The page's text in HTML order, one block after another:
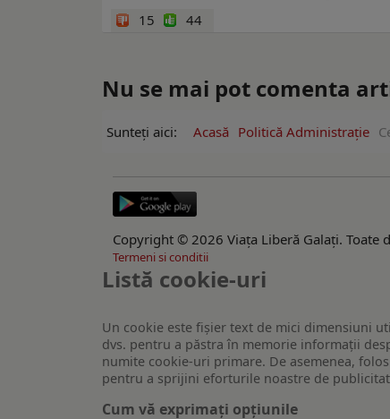
15
44
Nu se mai pot comenta
Sunteți aici: Acasă Politică Administrație
Copyright © 2026 Viaţa Liberă Galaţi. Toate
Termeni si conditii
Listă cookie-uri
Un cookie este fişier text de mici dimensiuni
dvs. pentru a păstra în memorie informații
numite cookie-uri primare. De asemenea,
pentru a sprijini eforturile noastre de
Cum vă exprimați opțiunile